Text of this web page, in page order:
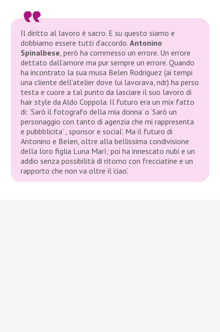
Il diritto al lavoro è sacro. E su questo siamo e
dobbiamo essere tutti d’accordo.Antonino
Spinalbese , però ha commesso un errore. Un errore
dettato dall’amore ma pur sempre un errore. Quando
ha incontrato la sua musa Belen Rodriguez (ai tempi
una cliente dell’atelier dove lui lavorava, ndr) ha perso
testa e cuore a tal punto da lasciare il suo lavoro di
hair style da Aldo Coppola. Il futuro era un mix fatto
di: ‘Sarò il fotografo della mia donna’ o ‘Sarò un
personaggio con tanto di agenzia che mi rappresenta
e pubbblicita’ , sponsor e social’. Ma il futuro di
Antonino e Belen, oltre alla bellissima condivisione
della loro figlia Luna Marì; poi ha innescato nubi e un
addio senza possibilità di ritorno con frecciatine e un
rapporto che non va oltre il ‘ciao’.